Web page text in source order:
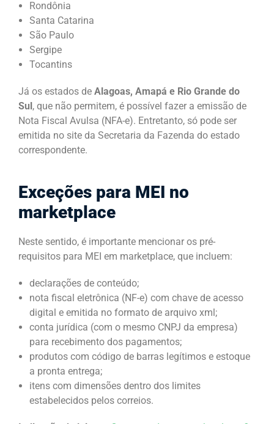
Rondônia
Santa Catarina
São Paulo
Sergipe
Tocantins
Já os estados de Alagoas, Amapá e Rio Grande do
Sul, que não permitem, é possível fazer a emissão de
Nota Fiscal Avulsa (NFA-e). Entretanto, só pode ser
emitida no site da Secretaria da Fazenda do estado
correspondente.
Exceções para MEI no
marketplace
Neste sentido, é importante mencionar os pré-
requisitos para MEI em marketplace, que incluem:
declarações de conteúdo;
nota fiscal eletrônica (NF-e) com chave de acesso
digital e emitida no formato de arquivo xml;
conta jurídica (com o mesmo CNPJ da empresa)
para recebimento dos pagamentos;
produtos com código de barras legítimos e estoque
a pronta entrega;
itens com dimensões dentro dos limites
estabelecidos pelos correios.